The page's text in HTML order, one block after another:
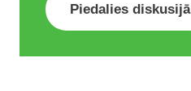
Piedalies diskusijā